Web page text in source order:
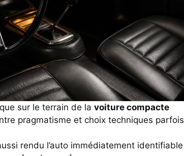
sur le terrain de la voiture compacte
pragmatisme et choix techniques parfois
rendu l’auto immédiatement identifiable